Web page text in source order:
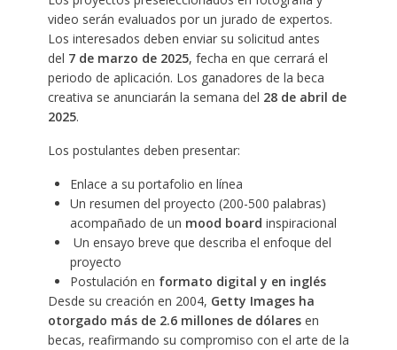
video serán evaluados por un jurado de expertos.
Los interesados deben enviar su solicitud antes
del 7 de marzo de 2025, fecha en que cerrará el
periodo de aplicación. Los ganadores de la beca
creativa se anunciarán la semana del 28 de abril de
2025.
Los postulantes deben presentar:
Enlace a su portafolio en línea
Un resumen del proyecto (200-500 palabras)
acompañado de un mood board inspiracional
Un ensayo breve que describa el enfoque del
proyecto
Postulación en formato digital y en inglés
Desde su creación en 2004, Getty Images ha
otorgado más de 2.6 millones de dólaresen
becas, reafirmando su compromiso con el arte de la